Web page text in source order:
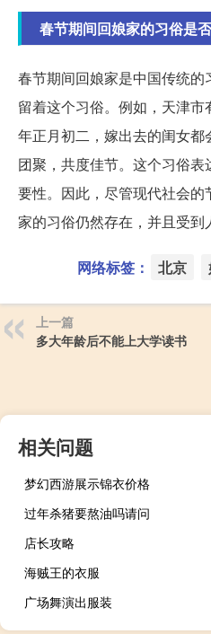
春节期间回娘家的习俗是
春节期间回娘家是中国传统
留着这个习俗。例如，天津市
年正月初二，嫁出去的闺女
团聚，共度佳节。这个习俗
要性。因此，尽管现代社会
家的习俗仍然存在，并且受到
网络标签： 北京
上一篇
多大年龄后不能上大学读书
相关问题
梦幻西游展示锦衣价格
过年杀猪要熬油吗请问
店长攻略
海贼王的衣服
广场舞演出服装